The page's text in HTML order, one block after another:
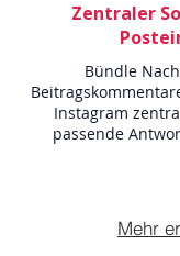
Zentraler
Bündle
Instagram
passende
Mehr